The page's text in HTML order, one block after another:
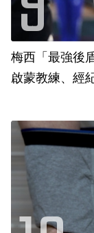
梅西「最強後
啟蒙教練、經